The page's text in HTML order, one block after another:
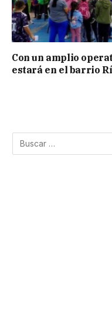
Con un amplio
estará en el barrio